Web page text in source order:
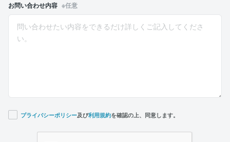
お問い合わせ内容 ※任意
プライバシーポリシー及び利用規約を確認の上、同意します。